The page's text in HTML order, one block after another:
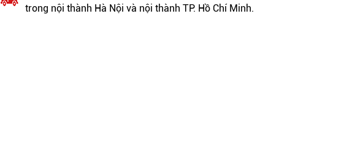
trong nội thành Hà Nội và nội thành TP. Hồ Chí Minh.